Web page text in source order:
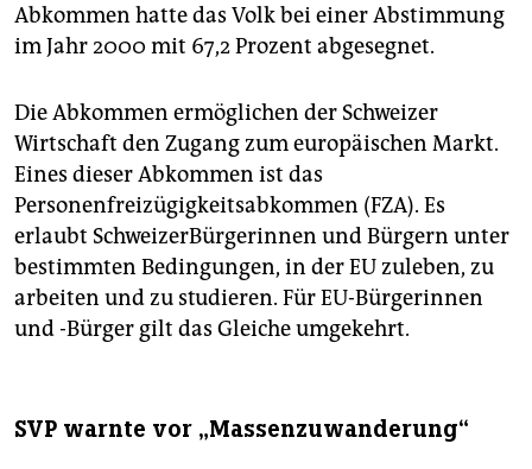
Abkommen hatte das Volk bei einer Abstimmung
im Jahr 2000 mit 67,2 Prozent abgesegnet.
Die Abkommen ermöglichen der Schweizer
Wirtschaft den Zugang zum europäischen Markt.
Eines dieser Abkommen ist das
Personenfreizügigkeitsabkommen (FZA). Es
erlaubt SchweizerBürgerinnen und Bürgern unter
bestimmten Bedingungen, in der EU zuleben, zu
arbeiten und zu studieren. Für EU-Bürgerinnen
und -Bürger gilt das Gleiche umgekehrt.
SVP warnte vor „Massenzuwanderung“